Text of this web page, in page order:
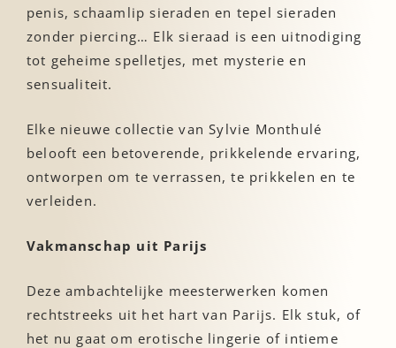
penis, schaamlip sieraden en tepel sieraden
zonder piercing… Elk sieraad is een uitnodiging
tot geheime spelletjes, met mysterie en
sensualiteit.
Elke nieuwe collectie van Sylvie Monthulé
belooft een betoverende, prikkelende ervaring,
ontworpen om te verrassen, te prikkelen en te
verleiden.
Vakmanschap uit Parijs
Deze ambachtelijke meesterwerken komen
rechtstreeks uit het hart van Parijs. Elk stuk, of
het nu gaat om erotische lingerie of intieme